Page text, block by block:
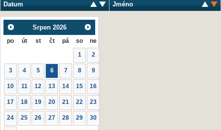
Datum Jméno
Srpen 2026
po út st čt pá so ne
1 2
3 4 5 6 7 8 9
10 11 12 13 14 15 16
17 18 19 20 21 22 23
24 25 26 27 28 29 30